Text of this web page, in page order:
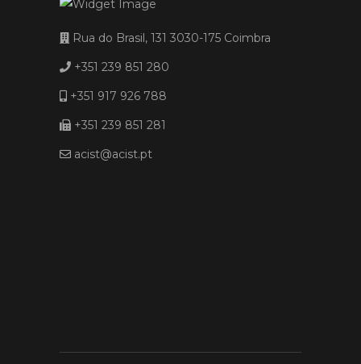
Rua do Brasil, 131 3030-175 Coimbra
+351 239 851 280
+351 917 926 788
+351 239 851 281
acist@acist.pt